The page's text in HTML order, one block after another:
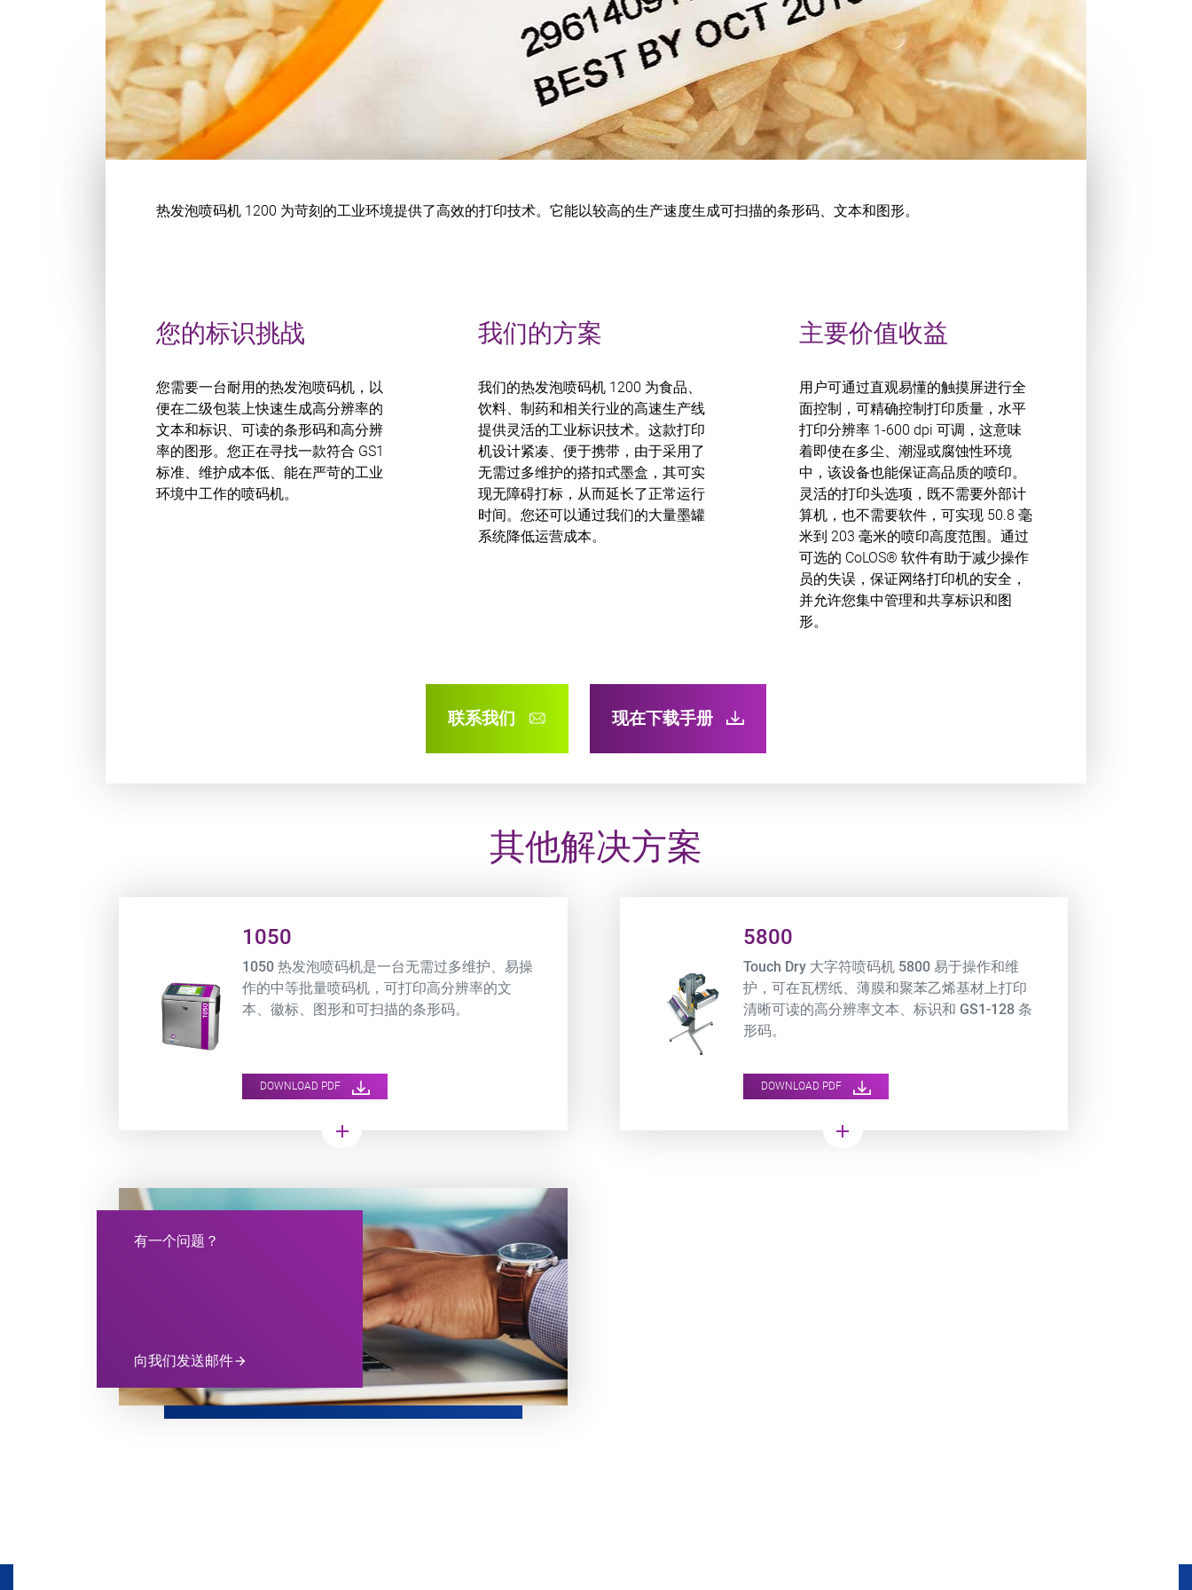
热发泡喷码机 1200 为苛刻的工业环境提供了高效的打印技术。它能以较高的生产速度生成可扫描的条形码、文本和图形。
您的标识挑战
您需要一台耐用的热发泡喷码机，以
便在二级包装上快速生成高分辨率的
文本和标识、可读的条形码和高分辨
率的图形。您正在寻找一款符合 GS1
标准、维护成本低、能在严苛的工业
环境中工作的喷码机。
我们的方案
我们的热发泡喷码机 1200 为食品、
饮料、制药和相关行业的高速生产线
提供灵活的工业标识技术。这款打印
机设计紧凑、便于携带，由于采用了
无需过多维护的搭扣式墨盒，其可实
现无障碍打标，从而延长了正常运行
时间。您还可以通过我们的大量墨罐
系统降低运营成本。
主要价值收益
用户可通过直观易懂的触摸屏进行全
面控制，可精确控制打印质量，水平
打印分辨率 1-600 dpi 可调，这意味
着即使在多尘、潮湿或腐蚀性环境
中，该设备也能保证高品质的喷印。
灵活的打印头选项，既不需要外部计
算机，也不需要软件，可实现 50.8 毫
米到 203 毫米的喷印高度范围。通过
可选的 CoLOS® 软件有助于减少操作
员的失误，保证网络打印机的安全，
并允许您集中管理和共享标识和图
形。
联系我们 现在下载手册
其他解决方案
1050
1050 热发泡喷码机是一台无需过多维护、易操
作的中等批量喷码机，可打印高分辨率的文
本、徽标、图形和可扫描的条形码。
DOWNLOAD PDF
add
5800
Touch Dry 大字符喷码机 5800 易于操作和维
护，可在瓦楞纸、薄膜和聚苯乙烯基材上打印
清晰可读的高分辨率文本、标识和 GS1-128 条
形码。
DOWNLOAD PDF
add
有一个问题？
向我们发送邮件arrow_forward